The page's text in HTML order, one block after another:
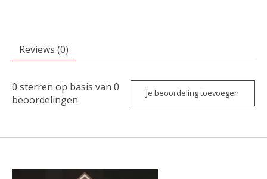
Reviews (0)
0 sterren op basis van 0
beoordelingen
Je beoordeling toevoegen